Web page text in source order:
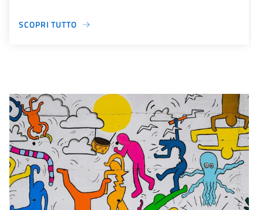
SCOPRI TUTTO